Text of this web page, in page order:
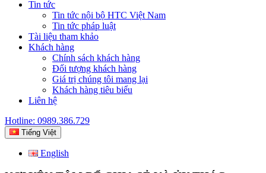
Tin tức
Tin tức nội bộ HTC Việt Nam
Tin tức pháp luật
Tài liệu tham khảo
Khách hàng
Chính sách khách hàng
Đối tượng khách hàng
Giá trị chúng tôi mang lại
Khách hàng tiêu biểu
Liên hệ
Hotline: 0989.386.729
Tiếng Việt
English